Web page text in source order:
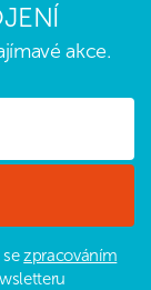
akce.
sezpracováním